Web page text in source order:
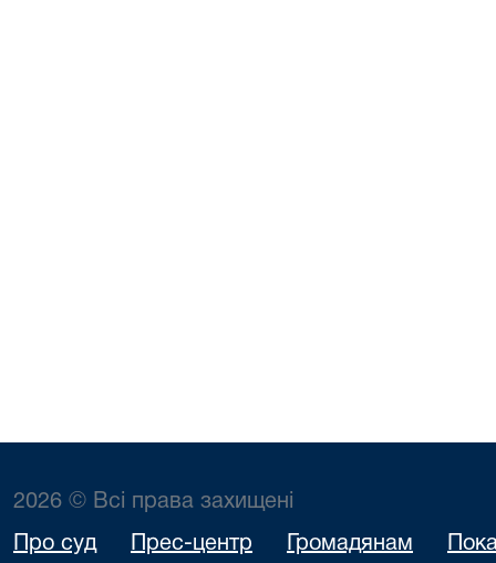
2026 © Всі права захищені
Про суд Прес-центр Громадянам